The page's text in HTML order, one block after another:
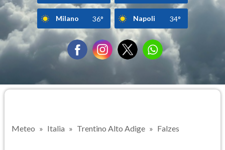
Milano 36° Napoli 34°
Meteo Italia Trentino Alto Adige Falzes